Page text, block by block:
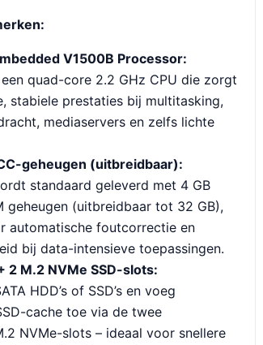
V1500B Processor:
quad-core 2.2 GHz CPU die zorgt
stabiele prestaties bij multitasking,
mediaservers en zelfs lichte
geheugen (uitbreidbaar):
standaard geleverd met 4 GB
geheugen (uitbreidbaar tot 32 GB),
automatische foutcorrectie en
bij data-intensieve toepassingen.
2 M.2 NVMe SSD-slots:
HDD’s of SSD’s en voeg
cache toe via de twee
NVMe-slots – ideaal voor snellere